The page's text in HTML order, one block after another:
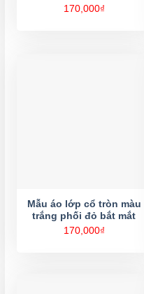
170,000₫
Mẫu áo lớp cổ tròn màu
trắng phối đỏ bắt mắt
170,000₫